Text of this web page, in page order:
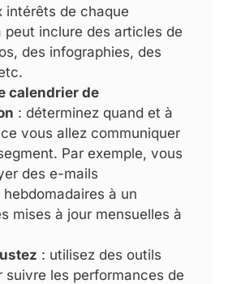
intérêts de chaque
peut inclure des articles de
des infographies, des
calendrier de
: déterminez quand et à
vous allez communiquer
Par exemple, vous
des e-mails
à un
mises à jour mensuelles à
: utilisez des outils
suivre les performances de